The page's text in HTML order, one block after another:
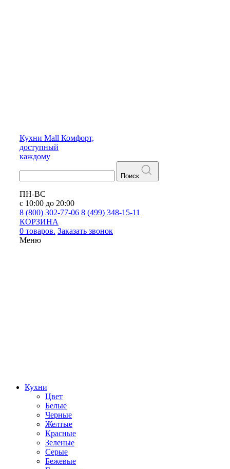
Кухни Mall Комфорт,
доступный
каждому
Поиск
ПН-ВС
с 10:00 до 20:00
8 (800) 302-77-06 8 (499) 348-15-11
КОРЗИНА
0 товаров. Заказать звонок
Меню
Кухни
Цвет
Белые
Черные
Желтые
Красные
Зеленые
Серые
Бежевые